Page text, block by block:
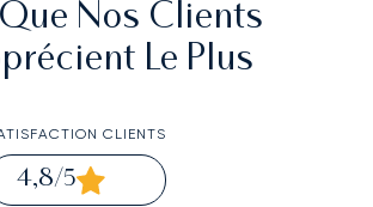
Nos Clients
Le Plus
CLIENTS
4,8/5